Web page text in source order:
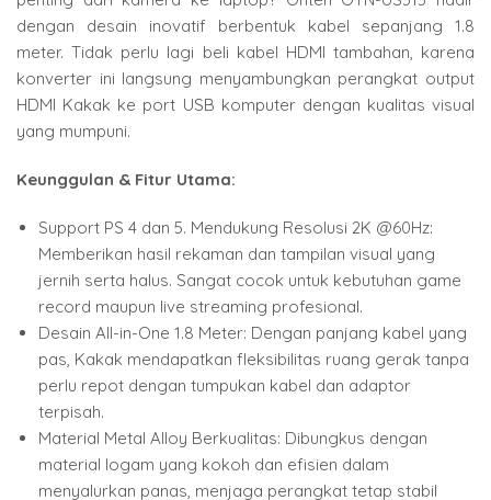
dengan desain inovatif berbentuk kabel sepanjang 1.8
meter. Tidak perlu lagi beli kabel HDMI tambahan, karena
konverter ini langsung menyambungkan perangkat output
HDMI Kakak ke port USB komputer dengan kualitas visual
yang mumpuni.
Keunggulan & Fitur Utama:
Support PS 4 dan 5. Mendukung Resolusi 2K @60Hz:
Memberikan hasil rekaman dan tampilan visual yang
jernih serta halus. Sangat cocok untuk kebutuhan game
record maupun live streaming profesional.
Desain All-in-One 1.8 Meter: Dengan panjang kabel yang
pas, Kakak mendapatkan fleksibilitas ruang gerak tanpa
perlu repot dengan tumpukan kabel dan adaptor
terpisah.
Material Metal Alloy Berkualitas: Dibungkus dengan
material logam yang kokoh dan efisien dalam
menyalurkan panas, menjaga perangkat tetap stabil